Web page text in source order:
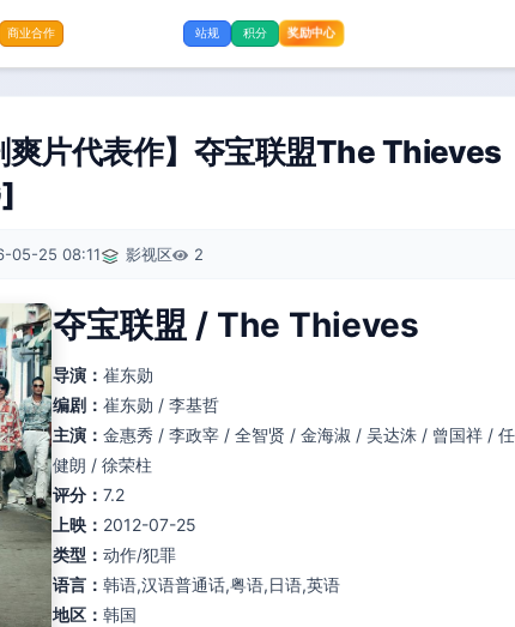
商业合作 站规 积分 奖励中心
片代表作】夺宝联盟The
05-25 08:11 影视区 2
夺宝联盟 / The Thieves
导演： 崔东勋
编剧： 崔东勋 / 李基哲
主演： 金惠秀 / 李政宰 / 全智贤 / 金海淑 / 吴达洙 / 曾国祥 /
健朗 / 徐荣柱
评分： 7.2
上映： 2012-07-25
类型： 动作/犯罪
语言： 韩语,汉语普通话,粤语,日语,英语
地区： 韩国